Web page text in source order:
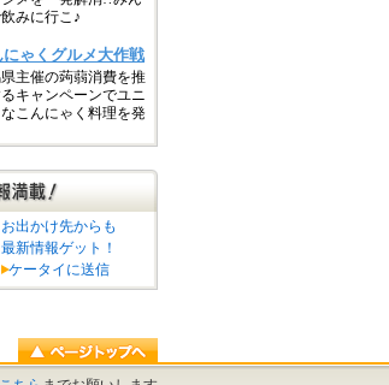
お出かけ先からも
最新情報ゲット！
ケータイに送信